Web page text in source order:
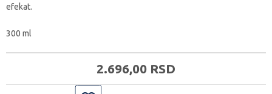
efekat.
300 ml
2.696,00 RSD